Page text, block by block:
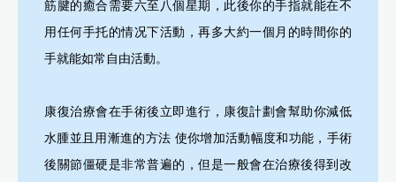
筋腱的癒合需要六至八個星期，此後你的手指就能在不
用任何手托的情况下活動，再多大約一個月的時間你的
手就能如常自由活動。
康復治療會在手術後立即進行，康復計劃會幫助你減低
水腫並且用漸進的方法 使你增加活動幅度和功能，手術
後關節僵硬是非常普遍的，但是一般會在治療後得到改